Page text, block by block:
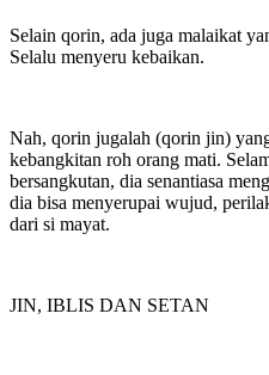
Selain qorin, ada juga malaikat
Selalu menyeru kebaikan.
Nah, qorin jugalah (qorin jin)
kebangkitan roh orang mati.
bersangkutan, dia senantiasa
dia bisa menyerupai wujud,
dari si mayat.
JIN, IBLIS DAN SETAN